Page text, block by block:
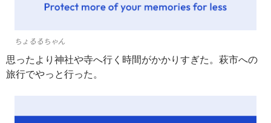
ちょるるちゃん
思ったより神社や寺へ行く時間がかかりすぎた。萩市への
旅行でやっと行った。